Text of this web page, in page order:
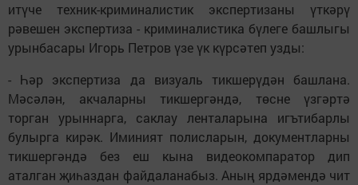
итүче техник-криминалистик экспертизаны үткәрү
рәвешен экспертиза - криминалистика бүлеге башлыгы
урынбасары Игорь Петров үзе үк күрсәтеп узды:
- Һәр экспертиза да визуаль тикшерүдән башлана.
Мәсәлән, акчаларны тикшергәндә, төсне үзгәртә
торган урыннарга, саклау ленталарына игътибарлы
булырга кирәк. Иминият полисларын, документларны
тикшергәндә без еш кына видеокомпаратор дип
аталган җиһаздан файдаланабыз. Аның ярдәмендә чит